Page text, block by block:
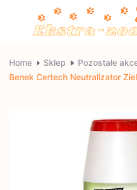
Ekstra-
zoo
Home Sklep Pozostałe
Benek Certech Neutralizator